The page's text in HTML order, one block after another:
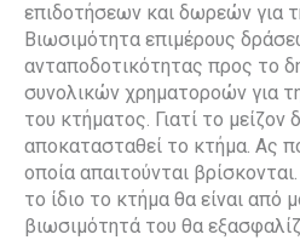
επιδοτήσεων και δωρεών για
Βιωσιμότητα επιμέρους
ανταποδοτικότητας προς το
συνολικών χρηματοροών για
του κτήματος. Γιατί το μείζον
αποκατασταθεί το κτήμα. Ας
οποία απαιτούνται
το ίδιο το κτήμα θα είναι από
βιωσιμότητά του θα